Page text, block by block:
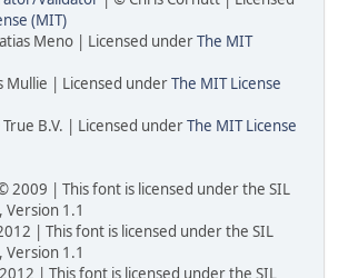
(MIT)
Meno | Licensed underThe MIT
Mullie | Licensed underThe MIT License
B.V. | Licensed underThe MIT License
2009 | This font is licensed under the SIL
Version 1.1
| This font is licensed under the SIL
Version 1.1
| This font is licensed under the SIL